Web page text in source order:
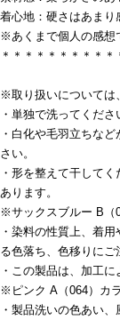
着心地：硬さはあまり
※あくまで個人の感想
＊＊＊＊＊＊＊＊＊
※取り扱いについては
・単独で洗ってくださ
・白化や毛羽立ちな
さい。
・形を整えて干して
あります。
※サックスブルー B（
・染料の性質上、着
る色落ち、色移りにご
・この製品は、加工
※ピンク A（064）カ
・製品洗いの色あい